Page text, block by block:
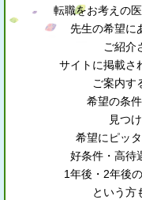
転職をお考えの
先生の希望に
ご紹介
サイトに掲載さ
ご案内す
希望の条
見つ
希望にピッ
好条件・高待
1年後・2年後
という方